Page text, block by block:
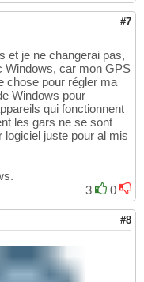
#7
et je ne changerai pas,
Windows, car mon GPS
chose pour régler ma
Windows pour
qui fonctionnent
les gars ne se sont
logiciel juste pour al mis
3
0
#8